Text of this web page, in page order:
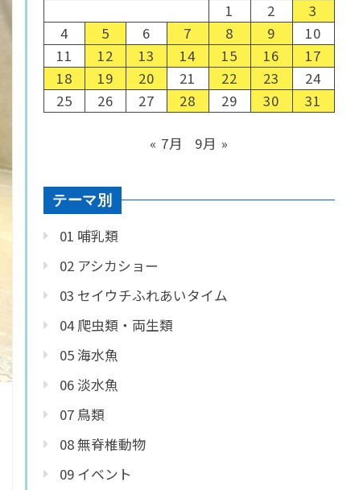
1
2
3
4
5 6 7 8 9
10
11
12 13 14 15 16
17
18
19 20 21 22 23
24
25
26 27 28 29 30 31
« 7月 9月 »
テーマ別
01 哺乳類
02 アシカショー
03 セイウチふれあいタイム
04 爬虫類・両生類
05 海水魚
06 淡水魚
07 鳥類
08 無脊椎動物
09 イベント